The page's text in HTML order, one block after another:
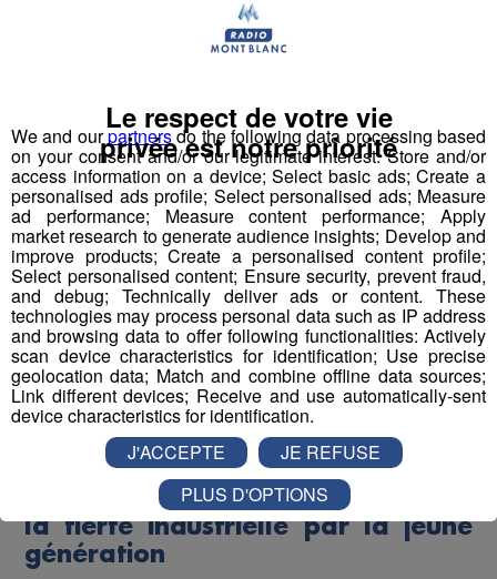
dialogue est créateur de tellement de valeurs.
Notre proposition de
valeur ?
Impulser un nouveau récit médiatique pour
réconcilier les jeunes et l’industrie
Pour la 1ère fois dans l’histoire de l’industrie et des
médias français, nous proposons de porter, créer,
produire, diffuser un programme audiovisuel « mass
média » à l’échelle régionale.
Top Fab, le 1er programme
audiovisuel inspirant qui raconte
la fierté industrielle par la jeune
génération
We and ourpartnersdo the following data processing based
on your consent and/or our legitimate interest: Store and/or
access information on a device; Select basic ads; Create a
personalised ads profile; Select personalised ads; Measure
ad performance; Measure content performance; Apply
market research to generate audience insights; Develop and
improve products; Create a personalised content profile;
Select personalised content; Ensure security, prevent fraud,
and debug; Technically deliver ads or content. These
technologies may process personal data such as IP address
and browsing data to offer following functionalities: Actively
scan device characteristics for identification; Use precise
geolocation data; Match and combine offline data sources;
Link different devices; Receive and use automatically-sent
device characteristics for identification.
Le respect de votre vie
privée est notre priorité
J'ACCEPTE
JE REFUSE
PLUS D'OPTIONS